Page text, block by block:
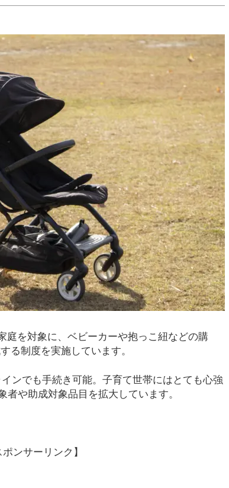
庭を対象に、ベビーカーや抱っこ紐などの購
る制度を実施しています。
ンでも手続き可能。子育て世帯にはとても心強
や助成対象品目を拡大しています。
ポンサーリンク】